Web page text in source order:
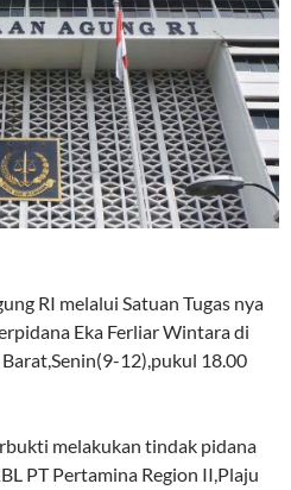
RI melalui Satuan Tugas nya
Eka Ferliar Wintara di
12),pukul 18.00
melakukan tindak pidana
PT Pertamina Region II,Plaju